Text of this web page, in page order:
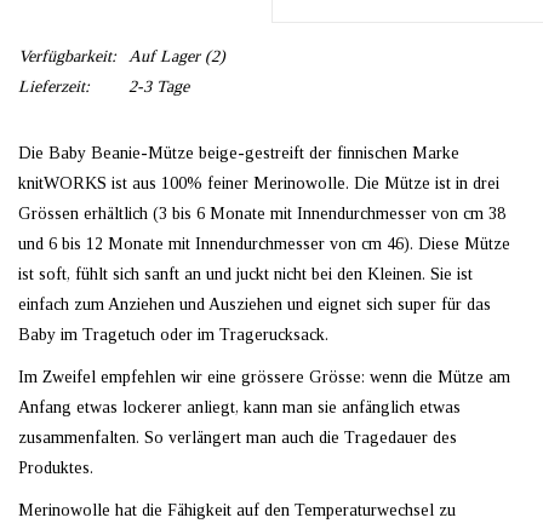
Verfügbarkeit: Auf Lager(2)
Lieferzeit:
2-3 Tage
Die Baby Beanie-Mütze beige-gestreift der finnischen Marke
knitWORKS ist aus 100% feiner Merinowolle. Die Mütze ist in drei
Grössen erhältlich (3 bis 6 Monate mit Innendurchmesser von cm 38
und 6 bis 12 Monate mit Innendurchmesser von cm 46). Diese Mütze
ist soft, fühlt sich sanft an und juckt nicht bei den Kleinen. Sie ist
einfach zum Anziehen und Ausziehen und eignet sich super für das
Baby im Tragetuch oder im Tragerucksack.
Im Zweifel empfehlen wir eine grössere Grösse: wenn die Mütze am
Anfang etwas lockerer anliegt, kann man sie anfänglich etwas
zusammenfalten. So verlängert man auch die Tragedauer des
Produktes.
Merinowolle hat die Fähigkeit auf den Temperaturwechsel zu